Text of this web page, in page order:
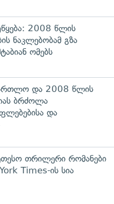
2008 წლის
ნაკლებობამ გზა
ომებს
და 2008 წლის
ბრძოლა
და
თრილერი რომანები
Times-ის სია